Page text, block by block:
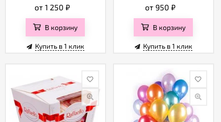
от 1 250₽
В корзину
Купить в 1 клик
от 950₽
В корзину
Купить в 1 клик